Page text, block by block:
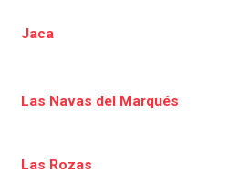
Jaca
Las Navas del Marqués
Las Rozas